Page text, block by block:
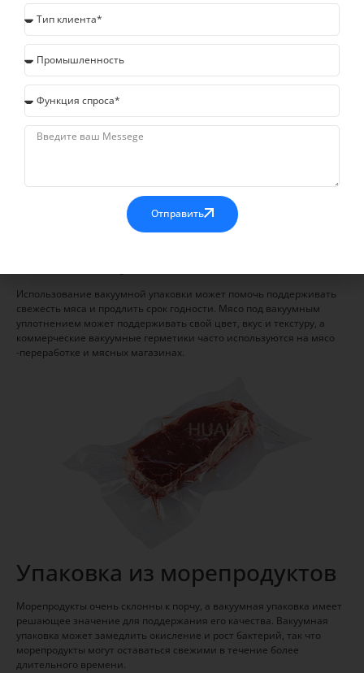
вакуумной упаковки
сегодня!
Узнать больше
Применение вакуумных
упаковочных машин
Вакуумные упаковочные машинышироко используются в
различных отраслях, особенно в пищевой промышленности:
Использование вакуумной упаковки может помочь поддерживать
свежесть мяса и продлить срок годности. Мясо под вакуумным
уплотнением может поддерживать свой цвет, вкус и текстуру, а
коммерческие вакуумные герметики часто используются на мясо
-переработке и мясных магазинах.
Упаковка из морепродуктов
Морепродукты очень склонны к порчу, а вакуумная упаковка имеет
решающее значение для поддержания его качества. Вакуумная
упаковка может замедлить окисление и рост бактерий, так что
морепродукты могут оставаться свежими в течение более
длительного времени.
Отправить